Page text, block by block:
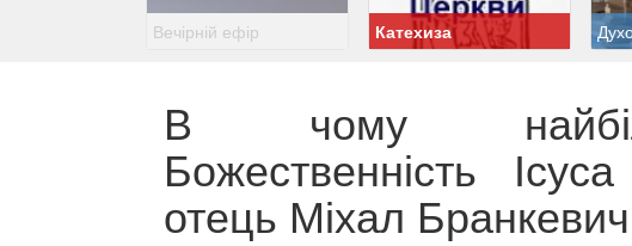
Вечірній ефір Катехиза
В чому
Божественність
отець Міхал Бранкевич